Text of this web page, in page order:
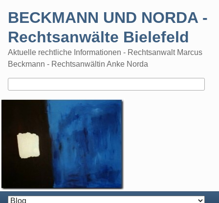
BECKMANN UND NORDA -
Rechtsanwälte Bielefeld
Aktuelle rechtliche Informationen - Rechtsanwalt Marcus
Beckmann - Rechtsanwältin Anke Norda